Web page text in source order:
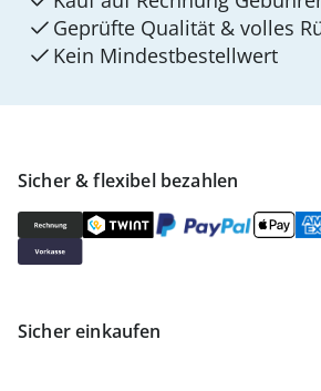
Sicher & flexibel bezahlen
Sicher einkaufen
Geprüfte Qualität & volles
Kein Mindest­bestellwert